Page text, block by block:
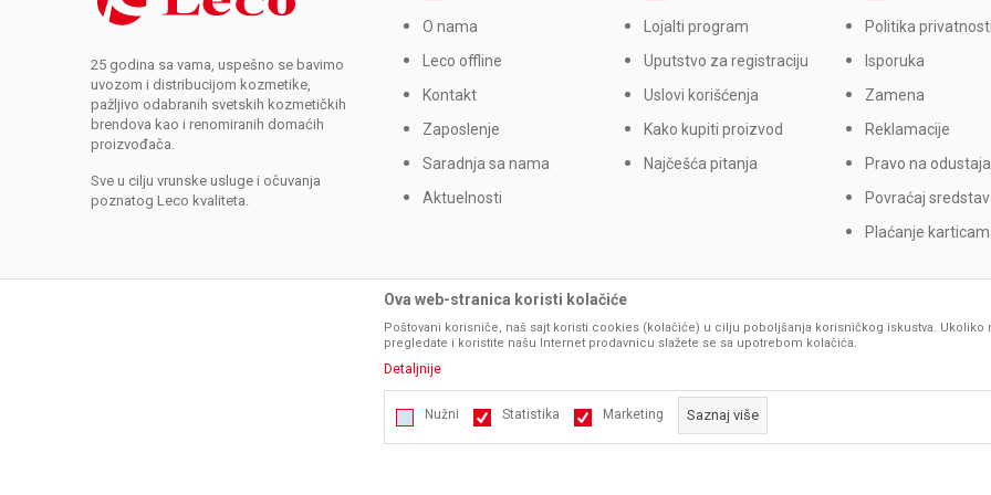
25 godina sa vama, uspešno se bavimo
uvozom i distribucijom kozmetike,
pažljivo odabranih svetskih kozmetičkih
brendova kao i renomiranih domaćih
proizvođača.
Sve u cilju vrunske usluge i očuvanja
poznatog Leco kvaliteta.
O nama
Leco offline
Kontakt
Zaposlenje
Saradnja sa nama
Aktuelnosti
Lojalti program
Uputstvo za registraciju
Uslovi korišćenja
Kako kupiti proizvod
Najčešća pitanja
Politika privatnosti
Isporuka
Zamena
Reklamacije
Pravo na
Povraćaj
Plaćanje
Ova web-stranica koristi kolačiće
Poštovani korisniče, naš sajt koristi cookies (kolačiće) u cilju poboljšanja korisničkog iskustva. Ukoliko
pregledate i koristite našu Internet prodavnicu slažete se sa upotrebom kolačića.
Detaljnije
Nužni Statistika Marketing Saznaj više